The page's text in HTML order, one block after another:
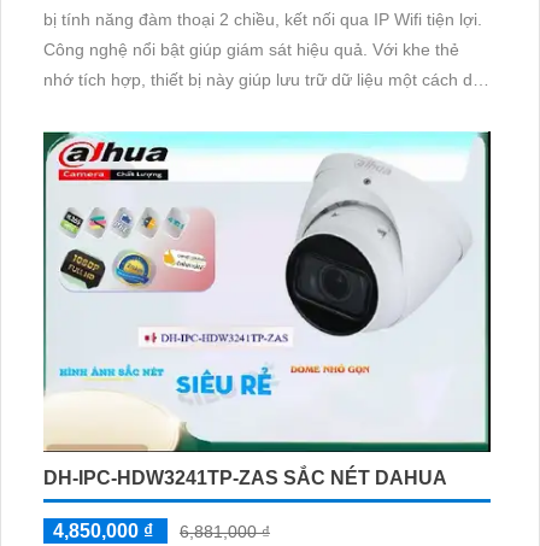
bị tính năng đàm thoại 2 chiều, kết nối qua IP Wifi tiện lợi.
Công nghệ nổi bật giúp giám sát hiệu quả. Với khe thẻ
nhớ tích hợp, thiết bị này giúp lưu trữ dữ liệu một cách dễ
giám sát an ninh
DH-IPC-HDW3241TP-ZAS SẮC NÉT DAHUA
4,850,000 ₫ 6,881,000 ₫